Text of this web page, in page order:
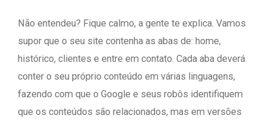
Não entendeu? Fique calmo, a gente te explica. Vamos
supor que o seu site contenha as abas de: home,
histórico, clientes e entre em contato. Cada aba deverá
conter o seu próprio conteúdo em várias linguagens,
fazendo com que o Google e seus robôs identifiquem
que os conteúdos são relacionados, mas em versões